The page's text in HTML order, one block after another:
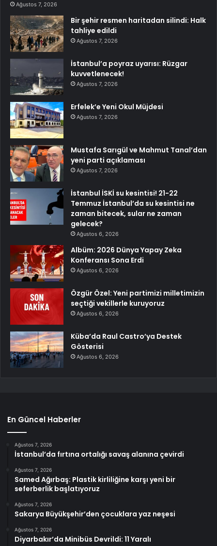
Ağustos 7, 2026
Bir şehir resmen haritadan silindi: Halk
tahliye edildi
Ağustos 7, 2026
İstanbul’a poyraz uyarısı: Rüzgar
kuvvetlenecek!
Ağustos 7, 2026
Erfelek’e Yeni Okul Müjdesi
Ağustos 7, 2026
Mustafa Sarıgül ve Mahmut Tanal’dan
yeni parti açıklaması
Ağustos 7, 2026
İstanbul İSKİ su kesintisi! 21-22
Temmuz İstanbul’da su kesintisi ne
zaman bitecek, sular ne zaman
gelecek?
Ağustos 6, 2026
Albüm: 2026 Dünya Yapay Zeka
Konferansı Sona Erdi
Ağustos 6, 2026
Özgür Özel: Yeni partimizi milletimizin
seçtiği vekillerle kuruyoruz
Ağustos 6, 2026
Küba’da Raul Castro’ya Destek
Gösterisi
Ağustos 6, 2026
En Güncel Haberler
Ağustos 7, 2026
İstanbul’da fırtına ortalığı savaş alanına çevirdi
Ağustos 7, 2026
Samed Ağırbaş: Plastik kirliliğine karşı yeni bir
seferberlik başlatıyoruz
Ağustos 7, 2026
Sakarya Büyükşehir’den çocuklara yaz neşesi
Ağustos 7, 2026
Diyarbakır’da Minibüs Devrildi: 11 Yaralı